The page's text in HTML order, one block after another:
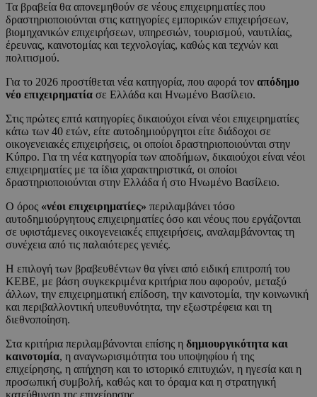
Τα βραβεία θα απονεμηθούν σε νέους επιχειρηματίες που
δραστηριοποιούνται στις κατηγορίες εμπορικών επιχειρήσεων,
βιομηχανικών επιχειρήσεων, υπηρεσιών, τουρισμού, ναυτιλίας,
έρευνας, καινοτομίας και τεχνολογίας, καθώς και τεχνών και
πολιτισμού.
Για το 2026 προστίθεται νέα κατηγορία, που αφορά τον απόδημο
νέο επιχειρηματία σε Ελλάδα και Ηνωμένο Βασίλειο.
Στις πρώτες επτά κατηγορίες δικαιούχοι είναι νέοι επιχειρηματίες
κάτω των 40 ετών, είτε αυτοδημιούργητοι είτε διάδοχοι σε
οικογενειακές επιχειρήσεις, οι οποίοι δραστηριοποιούνται στην
Κύπρο. Για τη νέα κατηγορία των αποδήμων, δικαιούχοι είναι νέοι
επιχειρηματίες με τα ίδια χαρακτηριστικά, οι οποίοι
δραστηριοποιούνται στην Ελλάδα ή στο Ηνωμένο Βασίλειο.
Ο όρος «νέοι επιχειρηματίες» περιλαμβάνει τόσο
αυτοδημιούργητους επιχειρηματίες όσο και νέους που εργάζονται
σε υφιστάμενες οικογενειακές επιχειρήσεις, αναλαμβάνοντας τη
συνέχεια από τις παλαιότερες γενιές.
Η επιλογή των βραβευθέντων θα γίνει από ειδική επιτροπή του
ΚΕΒΕ, με βάση συγκεκριμένα κριτήρια που αφορούν, μεταξύ
άλλων, την επιχειρηματική επίδοση, την καινοτομία, την κοινωνική
και περιβαλλοντική υπευθυνότητα, την εξωστρέφεια και τη
διεθνοποίηση.
Στα κριτήρια περιλαμβάνονται επίσης η δημιουργικότητα και
καινοτομία, η αναγνωρισιμότητα του υποψηφίου ή της
επιχείρησης, η απήχηση και το ιστορικό επιτυχιών, η ηγεσία και η
προσωπική συμβολή, καθώς και το όραμα και η στρατηγική
κατεύθυνση της επιχείρησης.